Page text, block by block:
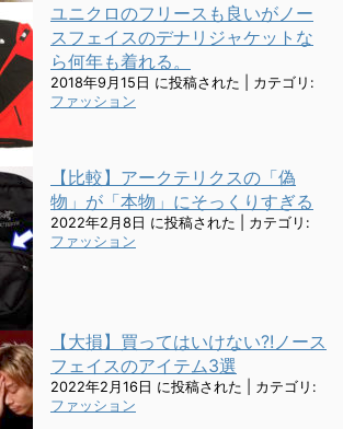
ユニクロのフリースも良いがノー
スフェイスのデナリジャケットな
ら何年も着れる。
2018年9月15日 に投稿された
カテゴリ:
ファッション
【比較】アークテリクスの「偽
物」が「本物」にそっくりすぎる
2022年2月8日 に投稿された
カテゴリ:
ファッション
【大損】買ってはいけない?!ノース
フェイスのアイテム3選
2022年2月16日 に投稿された
カテゴリ:
ファッション